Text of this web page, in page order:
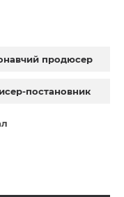
продюсер
постановник